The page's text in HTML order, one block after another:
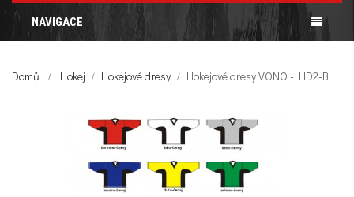
NAVIGACE
Domů Hokej Hokejové dresy Hokejové dresy VONO - HD2-B